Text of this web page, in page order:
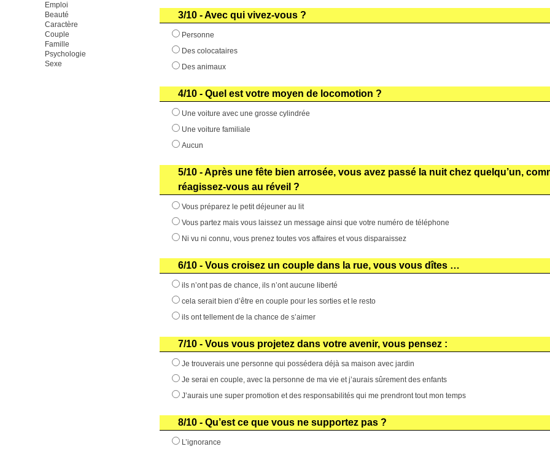
Emploi
Beauté
Caractère
Couple
Famille
Psychologie
Sexe
3/10 - Avec qui vivez-vous ?
Personne
Des colocataires
Des animaux
4/10 - Quel est votre moyen de locomotion ?
Une voiture avec une grosse cylindrée
Une voiture familiale
Aucun
5/10 - Après une fête bien arrosée, vous avez passé la nuit chez quelqu’un,
réagissez-vous au réveil ?
Vous préparez le petit déjeuner au lit
Vous partez mais vous laissez un message ainsi que votre numéro de téléphone
Ni vu ni connu, vous prenez toutes vos affaires et vous disparaissez
6/10 - Vous croisez un couple dans la rue, vous vous dîtes …
ils n’ont pas de chance, ils n’ont aucune liberté
cela serait bien d’être en couple pour les sorties et le resto
ils ont tellement de la chance de s’aimer
7/10 - Vous vous projetez dans votre avenir, vous pensez :
Je trouverais une personne qui possédera déjà sa maison avec jardin
Je serai en couple, avec la personne de ma vie et j’aurais sûrement des enfants
J’aurais une super promotion et des responsabilités qui me prendront tout mon temps
8/10 - Qu’est ce que vous ne supportez pas ?
L’ignorance